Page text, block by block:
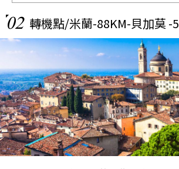
02 轉機點/米蘭-88KM-貝加莫 -